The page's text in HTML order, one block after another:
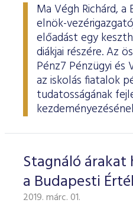
Ma Végh Richárd,
elnök-
előadást egy
diákjai részére. Az
Pénz7 Pénzügyi és
az iskolás fiatalok
tudatosságának
Stagnáló
a Budapesti
2019. márc. 01.